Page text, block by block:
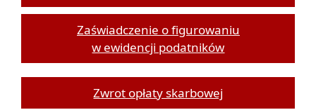
Zaświadczenie o figurowaniu
w ewidencji podatników
Zwrot opłaty skarbowej